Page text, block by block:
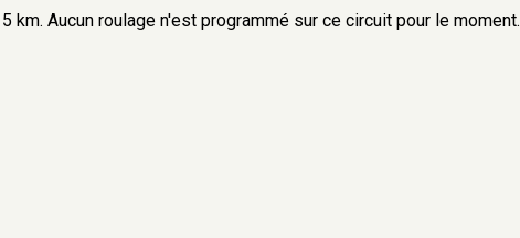
Aucun roulage n'est programmé sur ce circuit pour le moment.